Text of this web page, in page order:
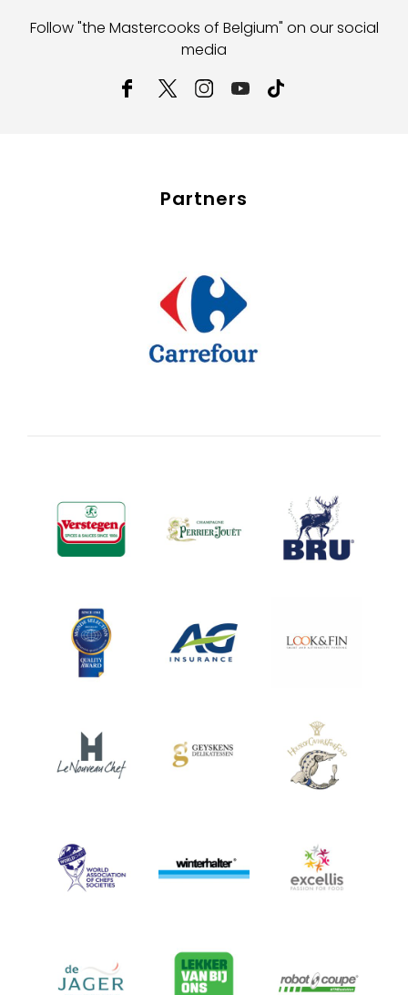
Follow "the Mastercooks of Belgium" on our social
media
Partners